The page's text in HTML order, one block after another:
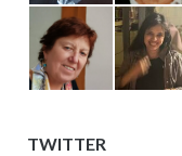
TWITTER